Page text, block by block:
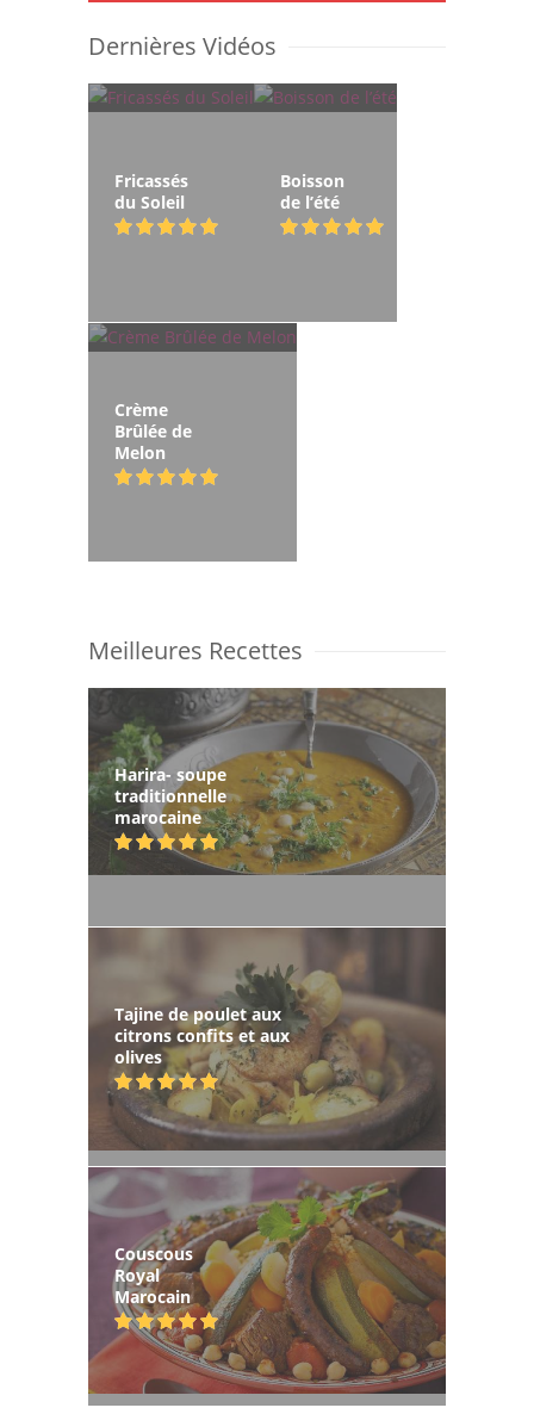
Dernières Vidéos
Fricassés
du Soleil
Boisson
de l’été
Crème
Brûlée de
Melon
Meilleures Recettes
Harira- soupe
traditionnelle
marocaine
Tajine de poulet aux
citrons confits et aux
olives
Couscous
Royal
Marocain